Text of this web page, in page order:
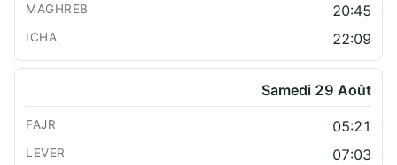
20:45
22:09
Samedi 29 Août
05:21
07:03